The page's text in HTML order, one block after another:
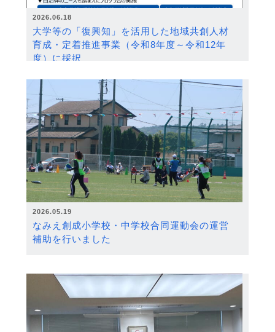
2026.06.18
大学等の「復興知」を活用した地域共創人材
育成・定着推進事業（令和8年度～令和12年
度）に採択
2026.05.19
なみえ創成小学校・中学校合同運動会の運営
補助を行いました